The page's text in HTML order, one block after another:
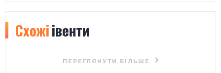
Схожіівенти
ПЕРЕГЛЯНУТИ БІЛЬШЕ